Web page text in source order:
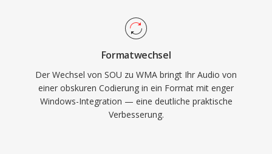
unmittelbar ist, da die Roh-PCM-Samples ohne
Transkodierung in einen WAV- oder AIFF-
Header verpackt werden können.
gehandhabt, ohne dass Drittanbieter-Software
für die Wiedergabe auf einem Windows-
Rechner erforderlich ist. Die
plattformübergreifende Unterstützung hat sich
durch Bibliotheken wie FFmpeg und GStreamer
verbessert, obwohl WMA auf Nicht-Microsoft-
Formatwechsel
Der Wechsel von SOU zu WMA bringt Ihr Audio von
einer obskuren Codierung in ein Format mit enger
Windows-Integration — eine deutliche praktische
Verbesserung.